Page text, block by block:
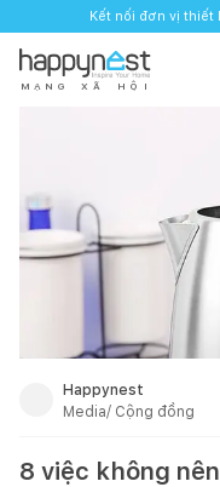
Kết nối đơn vị thiết
M Ạ N G X Ã H Ộ I
Happynest
Media/ Cộng đồng
8 việc không